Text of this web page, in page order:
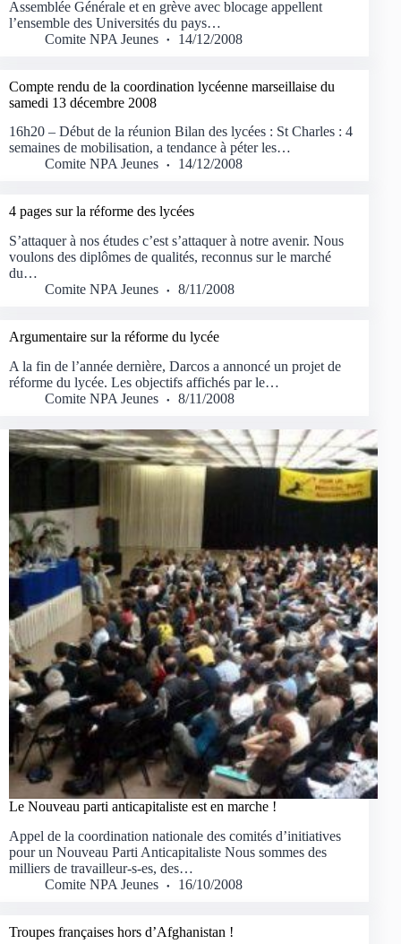
Assemblée Générale et en grève avec blocage appellent
l’ensemble des Universités du pays…
Comite NPA Jeunes
14/12/2008
Compte rendu de la coordination lycéenne marseillaise du
samedi 13 décembre 2008
16h20 – Début de la réunion Bilan des lycées : St Charles : 4
semaines de mobilisation, a tendance à péter les…
Comite NPA Jeunes
14/12/2008
4 pages sur la réforme des lycées
S’attaquer à nos études c’est s’attaquer à notre avenir. Nous
voulons des diplômes de qualités, reconnus sur le marché
du…
Comite NPA Jeunes
8/11/2008
Argumentaire sur la réforme du lycée
A la fin de l’année dernière, Darcos a annoncé un projet de
réforme du lycée. Les objectifs affichés par le…
Comite NPA Jeunes
8/11/2008
Le Nouveau parti anticapitaliste est en marche !
Appel de la coordination nationale des comités d’initiatives
pour un Nouveau Parti Anticapitaliste Nous sommes des
milliers de travailleur-s-es, des…
Comite NPA Jeunes
16/10/2008
Troupes françaises hors d’Afghanistan !